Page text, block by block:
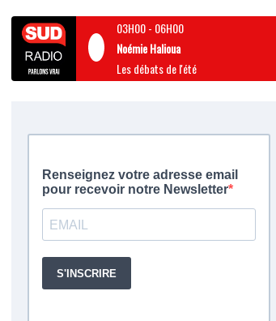
03H00- 06H00
Noémie Halioua
Les débats de l'été